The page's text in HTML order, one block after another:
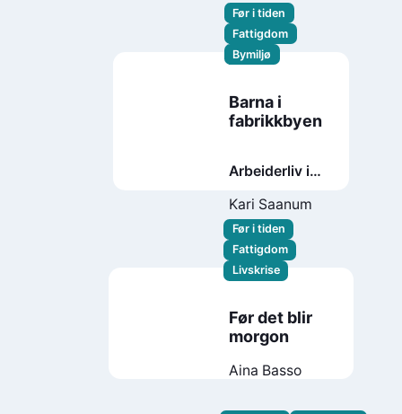
Før i tiden
Fattigdom
Bymiljø
Barna i
fabrikkbyen
Arbeiderliv i
1890
Kari Saanum
Før i tiden
Fattigdom
Livskrise
Før det blir
morgon
Aina Basso